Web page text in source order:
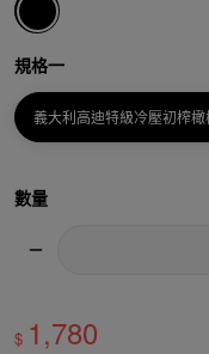
規格一
義大利高迪特級冷壓初榨
數量
$ 1,780